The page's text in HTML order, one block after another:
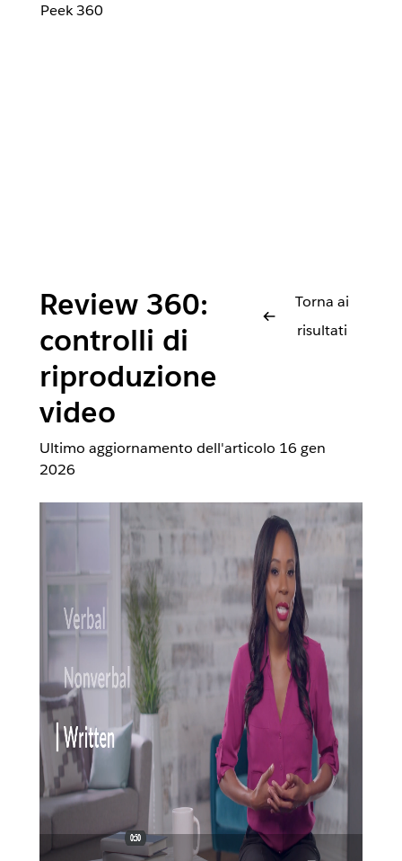
Peek 360
Review 360:
controlli di
riproduzione
video
Torna ai
risultati
Ultimo aggiornamento dell'articolo 16 gen
2026